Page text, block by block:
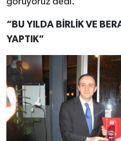
“BU YILDA BİRLİK VE
YAPTIK”